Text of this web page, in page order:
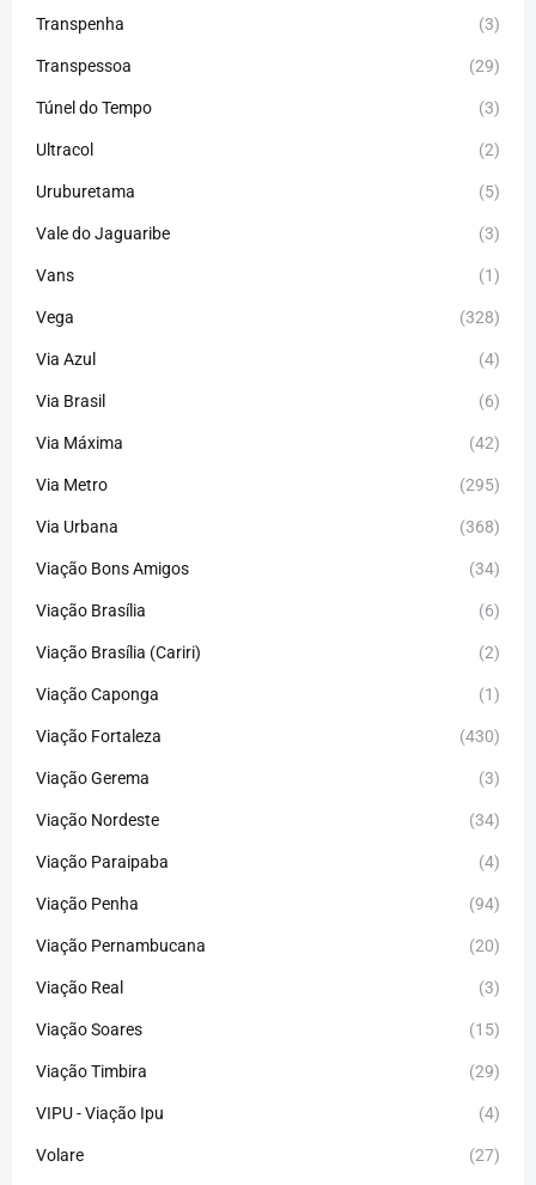
Transpenha (3)
Transpessoa (29)
Túnel do Tempo (3)
Ultracol (2)
Uruburetama (5)
Vale do Jaguaribe (3)
Vans (1)
Vega (328)
Via Azul (4)
Via Brasil (6)
Via Máxima (42)
Via Metro (295)
Via Urbana (368)
Viação Bons Amigos (34)
Viação Brasília (6)
Viação Brasília (Cariri) (2)
Viação Caponga (1)
Viação Fortaleza (430)
Viação Gerema (3)
Viação Nordeste (34)
Viação Paraipaba (4)
Viação Penha (94)
Viação Pernambucana (20)
Viação Real (3)
Viação Soares (15)
Viação Timbira (29)
VIPU - Viação Ipu (4)
Volare (27)